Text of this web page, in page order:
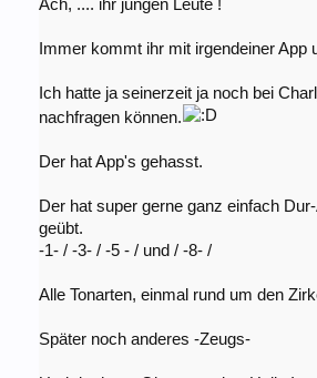
Ach, .... ihr jungen Leute !
Immer kommt ihr mit irgendeiner App
Ich hatte ja seinerzeit ja noch bei
nachfragen können.
Der hat App's gehasst.
Der hat super gerne ganz einfach
geübt.
-1- / -3- / -5 - / und / -8- /
Alle Tonarten, einmal rund um den
Später noch anderes -Zeugs-